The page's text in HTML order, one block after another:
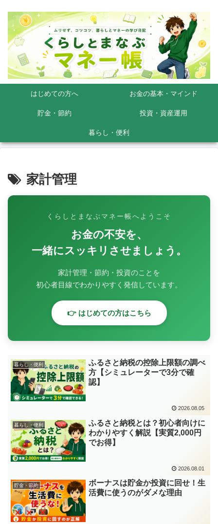
はじめての方へ お金の基本・マインド
貯金・節約 投資・資産運用
暮らし・便利
家計管理
くらしとまなぶマネー帳へようこそ
お金の不安を、
一緒にスッキリさせましょう。
家計管理・節約・投資のことを
初心者目線でわかりやすく発信しています。
👉 はじめての方はこちら
暮らし・便利
ふるさと納税の控除上限額の調べ
方【シミュレーターで3分で確
認】
2026.08.05
暮らし・便利
ふるさと納税とは？初心者向けに
わかりやすく解説【実質2,000円
でお得】
2026.08.01
貯金・節約
ボーナスは貯金か投資に回せ！生
活費に使うのがダメな理由